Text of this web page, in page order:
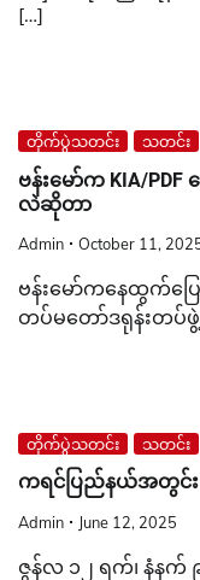
[…]
တိုက်ပွဲသတင်း သတင်း
ဗန်းမော်က KIA/
လဲဆိုတာ
Admin October 11,
ဗန်းမော်ကနေထွက်ပြ
တပ်မတော်ဒရုန်းတပ်
တိုက်ပွဲသတင်း သတင်း
ကရင်ပြည်နယ်အတွင်း
Admin June 12, 2025
ဇွန်လ ၁၂ ရက်၊ နံနက်